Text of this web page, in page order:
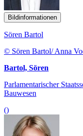
Bildinformationen
Sören Bartol
© Sören Bartol/ Anna
Bartol, Sören
Parlamentarischer
Bauwesen
()